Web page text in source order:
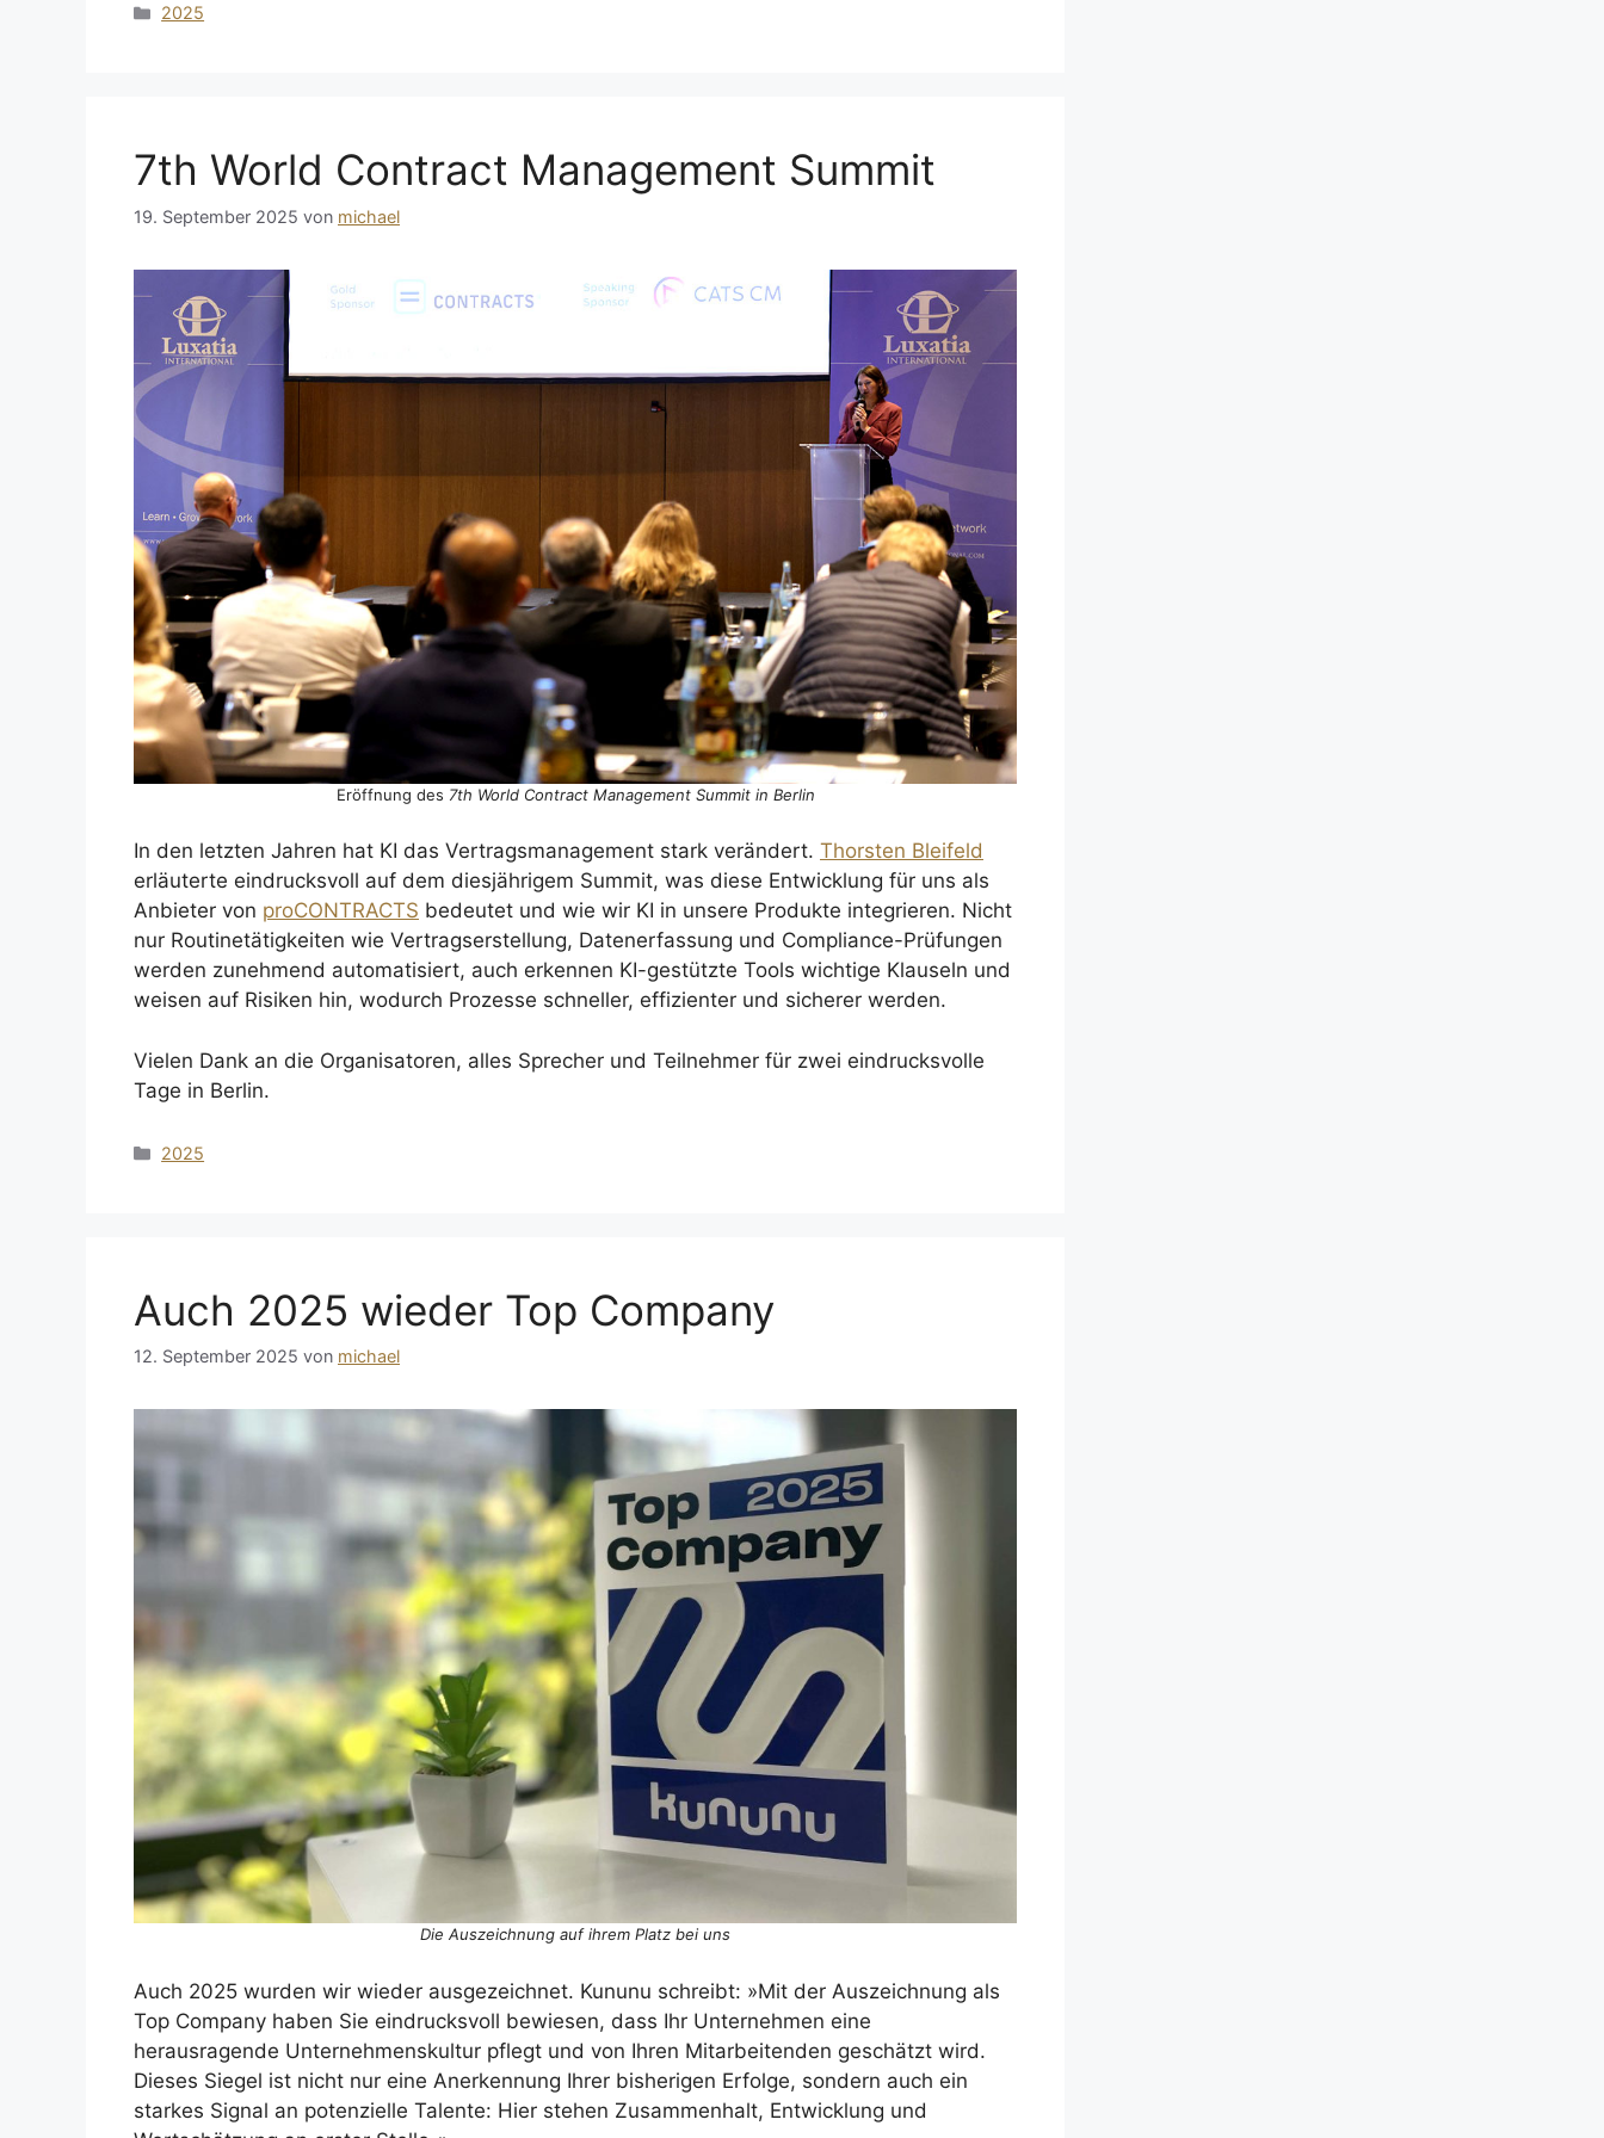
Kategorien
2025
7th World Contract Management Summit
19. September 2025 von michael
Eröffnung des 7th World Contract Management Summit in Berlin
In den letzten Jahren hat KI das Vertragsmanagement stark verändert. Thorsten Bleifeld
erläuterte eindrucksvoll auf dem diesjährigem Summit, was diese Entwicklung für uns als
Anbieter von proCONTRACTS bedeutet und wie wir KI in unsere Produkte integrieren. Nicht
nur Routinetätigkeiten wie Vertragserstellung, Datenerfassung und Compliance-Prüfungen
werden zunehmend automatisiert, auch erkennen KI-gestützte Tools wichtige Klauseln und
weisen auf Risiken hin, wodurch Prozesse schneller, effizienter und sicherer werden.
Vielen Dank an die Organisatoren, alles Sprecher und Teilnehmer für zwei eindrucksvolle
Tage in Berlin.
Kategorien
2025
Auch 2025 wieder Top Company
12. September 2025 von michael
Die Auszeichnung auf ihrem Platz bei uns
Auch 2025 wurden wir wieder ausgezeichnet. Kununu schreibt: »Mit der Auszeichnung als
Top Company haben Sie eindrucksvoll bewiesen, dass Ihr Unternehmen eine
herausragende Unternehmenskultur pflegt und von Ihren Mitarbeitenden geschätzt wird.
Dieses Siegel ist nicht nur eine Anerkennung Ihrer bisherigen Erfolge, sondern auch ein
starkes Signal an potenzielle Talente: Hier stehen Zusammenhalt, Entwicklung und